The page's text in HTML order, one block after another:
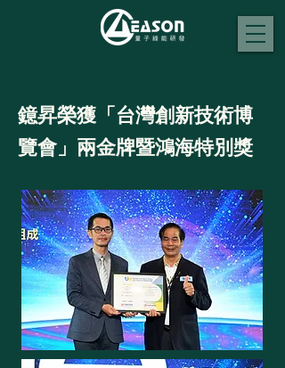
鐿昇榮獲「台灣創新技術博
覽會」兩金牌暨鴻海特別獎